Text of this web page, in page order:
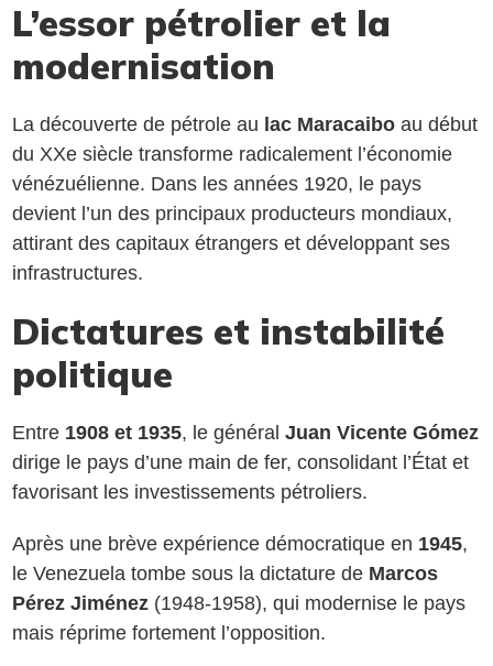
L’essor pétrolier et la
modernisation
La découverte de pétrole au lac Maracaibo au début
du XXe siècle transforme radicalement l’économie
vénézuélienne. Dans les années 1920, le pays
devient l’un des principaux producteurs mondiaux,
attirant des capitaux étrangers et développant ses
infrastructures.
Dictatures et instabilité
politique
Entre 1908 et 1935, le généralJuan Vicente Gómez
dirige le pays d’une main de fer, consolidant l’État et
favorisant les investissements pétroliers.
Après une brève expérience démocratique en 1945,
le Venezuela tombe sous la dictature de Marcos
Pérez Jiménez (1948-1958), qui modernise le pays
mais réprime fortement l’opposition.